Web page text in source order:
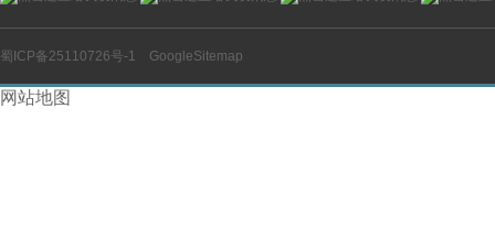
蜀ICP备25110726号-1 GoogleSitemap
网站地图